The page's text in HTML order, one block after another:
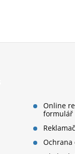
Online
formulář
Ochrana